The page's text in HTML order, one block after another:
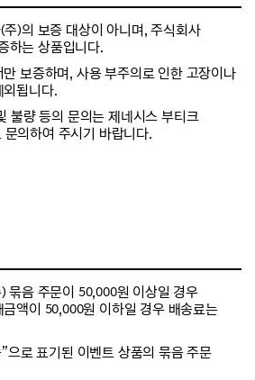
)의 보증 대상이 아니며, 주식회사
하는 상품입니다.
보증하며, 사용 부주의로 인한 고장이나
됩니다.
불량 등의 문의는 제네시스 부티크
의하여 주시기 바랍니다.
묶음 주문이 50,000원 이상일 경우
액이 50,000원 이하일 경우 배송료는
으로 표기된 이벤트 상품의 묶음 주문